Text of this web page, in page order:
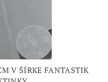
V ŠÍRKE FANTASTIK